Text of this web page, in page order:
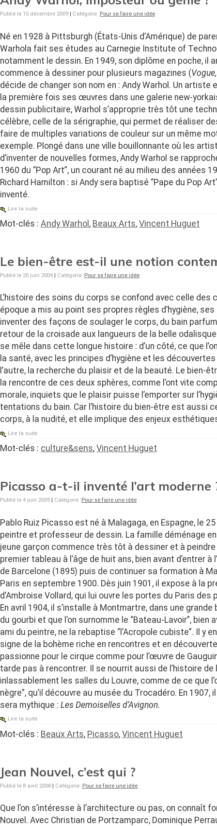
Publié le 15 décembre 2009 Catégorie : Pour se faire une idée
Né en 1928 à Pittsburgh (États-Unis d’Amérique) de
Warhola fait ses études au Carnegie Institute of
notamment le dessin. En 1949, son diplôme en poche, il
commence à dessiner pour plusieurs magazines (
décide de changer son nom en : Andy Warhol. Un artiste
la première fois ses œuvres dans une galerie new-
dessin publicitaire, Warhol s’approprie très tôt une
célèbre, celle de la sérigraphie, qui permet de réaliser
faire de multiples variations de couleur sur un même
exemple. Plongé dans une ville bouillonnante où les
d’inventer de nouvelles formes, Andy Warhol se
1960 du “Pop Art”, un courant né au milieu des années
Richard Hamilton : si Andy sera baptisé “Pape du Pop
inventé.
Lire la suite
Mot-clés : Andy Warhol, Beaux Arts,Vincent Huguet
Le bien-être est-il une notion
Publié le 20 juin 2009 | Catégorie :Pour se faire une idée
L’histoire des soins du corps se confond avec celle des
époque a mis au point ses propres règles d’hygiène,
inventer des façons de soulager le corps, du bain
retour de la croisade aux langueurs de la belle
se mêle dans cette longue histoire : d’un côté, ce que
la santé, avec les principes d’hygiène et les
l’autre, la recherche du plaisir et de la beauté. Le bien-
la rencontre de ces deux sphères, comme l’ont vite
morale, inquiets que le plaisir puisse l’emporter sur
tentations du bain. Car l’histoire du bien-être est aussi
corps, à la nudité, et elle implique des enjeux
Lire la suite
Mot-clés : culture&sens,Vincent Huguet
Picasso a-t-il inventé l’art moderne
Publié le 4 juin 2009 Catégorie : Pour se faire une idée
Pablo Ruiz Picasso est né à Malagaga, en Espagne, le
peintre et professeur de dessin. La famille déménage
jeune garçon commence très tôt à dessiner et à
premier tableau à l’âge de huit ans, bien avant d’entrer à
de Barcelone (1895) puis de continuer sa formation à
Paris en septembre 1900. Dès juin 1901, il expose à la
d’Ambroise Vollard, qui lui ouvre les portes du Paris
En avril 1904, il s’installe à Montmartre, dans une
du gourbi et que l’on surnomme le “Bateau-Lavoir”, bien
ami du peintre, ne la rebaptise “l’Acropole cubiste”. Il y
signe de la bohème riche en rencontres et en
passionne pour le cirque comme pour l’œuvre de
tarde pas à rencontrer. Il se nourrit aussi de l’histoire de
inlassablement les salles du Louvre, comme de ce que
nègre”, qu’il découvre au musée du Trocadéro. En 1907,
sera mythique : Les Demoiselles d’Avignon.
Lire la suite
Mot-clés : Beaux Arts, Picasso,Vincent Huguet
Jean Nouvel, c’est qui ?
Publié le 8 avril 2008 | Catégorie :Pour se faire une idée
Que l’on s’intéresse à l’architecture ou pas, on connaît
Nouvel. Avec Christian de Portzamparc, Dominique